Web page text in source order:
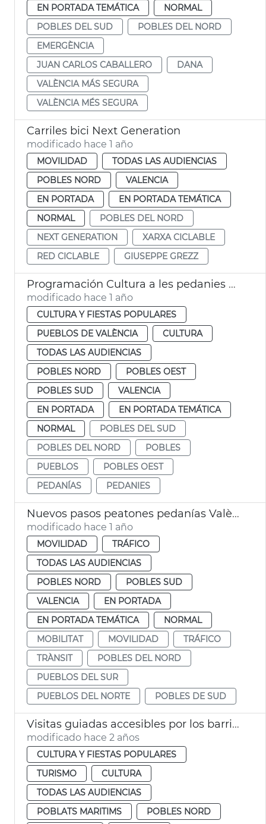
EN PORTADA TEMÁTICA
NORMAL
POBLES DEL SUD
POBLES DEL NORD
EMERGÈNCIA
JUAN CARLOS CABALLERO
DANA
VALÈNCIA MÁS SEGURA
VALÈNCIA MÉS SEGURA
Carriles bici Next Generation
modificado hace 1 año
MOVILIDAD
TODAS LAS AUDIENCIAS
POBLES NORD
VALENCIA
EN PORTADA
EN PORTADA TEMÁTICA
NORMAL
POBLES DEL NORD
NEXT GENERATION
XARXA CICLABLE
RED CICLABLE
GIUSEPPE GREZZ
Programación Cultura a les pedanies València
modificado hace 1 año
CULTURA Y FIESTAS POPULARES
PUEBLOS DE VALÈNCIA
CULTURA
TODAS LAS AUDIENCIAS
POBLES NORD
POBLES OEST
POBLES SUD
VALENCIA
EN PORTADA
EN PORTADA TEMÁTICA
NORMAL
POBLES DEL SUD
POBLES DEL NORD
POBLES
PUEBLOS
POBLES OEST
PEDANÍAS
PEDANIES
Nuevos pasos peatones pedanías València
modificado hace 1 año
MOVILIDAD
TRÁFICO
TODAS LAS AUDIENCIAS
POBLES NORD
POBLES SUD
VALENCIA
EN PORTADA
EN PORTADA TEMÁTICA
NORMAL
MOBILITAT
MOVILIDAD
TRÁFICO
TRÀNSIT
POBLES DEL NORD
PUEBLOS DEL SUR
PUEBLOS DEL NORTE
POBLES DE SUD
Visitas guiadas accesibles por los barrios de la ciudad
modificado hace 2 años
CULTURA Y FIESTAS POPULARES
TURISMO
CULTURA
TODAS LAS AUDIENCIAS
POBLATS MARITIMS
POBLES NORD